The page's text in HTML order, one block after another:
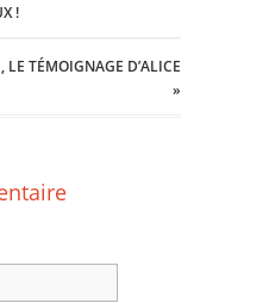
!
TÉMOIGNAGE D’ALICE
»